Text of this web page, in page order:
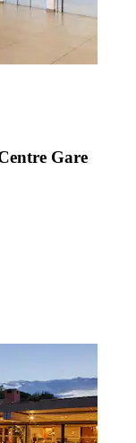
Gare